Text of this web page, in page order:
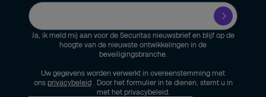
Ja, ik meld mij aan voor de Securitas nieuwsbrief en blijf op de
hoogte van de nieuwste ontwikkelingen in de
beveiligingsbranche.
Uw gegevens worden verwerkt in overeenstemming met
ons privacybeleid
. Door het formulier in te dienen, stemt u in
met het privacybeleid.